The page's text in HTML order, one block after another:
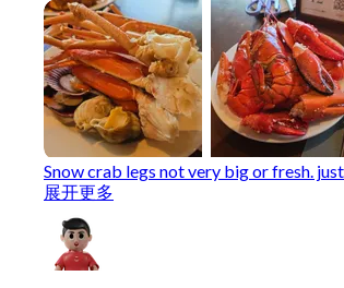
Snow crab legs not very big or fresh.
展开更多